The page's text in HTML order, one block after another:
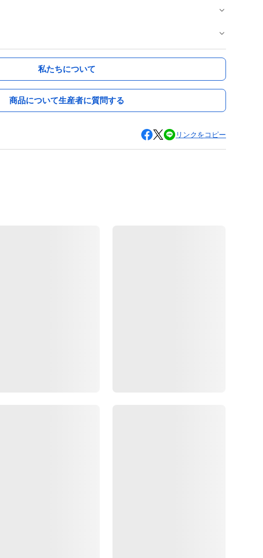
私たちについて
商品について生産者に質問する
リンクをコピー